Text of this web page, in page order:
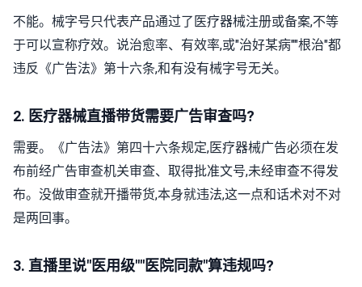
不能。械字号只代表产品通过了医疗器械注册或备案,不等
于可以宣称疗效。说治愈率、有效率,或"治好某病""根治"都
违反《广告法》第十六条,和有没有械字号无关。
2. 医疗器械直播带货需要广告审查吗?
需要。《广告法》第四十六条规定,医疗器械广告必须在发
布前经广告审查机关审查、取得批准文号,未经审查不得发
布。没做审查就开播带货,本身就违法,这一点和话术对不对
是两回事。
3. 直播里说"医用级""医院同款"算违规吗?